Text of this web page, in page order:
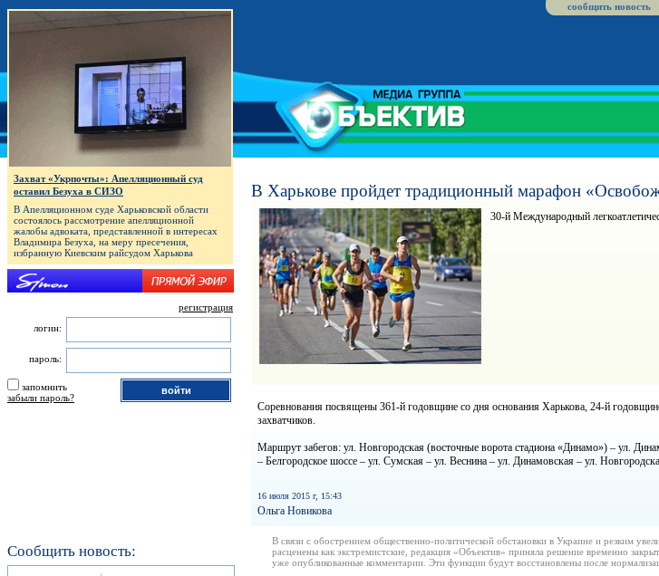
сообщить новость
В Харькове пройдет традиционный марафон
30-й Международный
Соревнования посвящены 361-й годовщине со дня основания Харькова, 24-й
захватчиков.
Маршрут забегов: ул. Новгородская (восточные ворота стадиона «Динамо») – ул.
– Белгородское шоссе – ул. Сумская – ул. Веснина – ул. Динамовская – ул.
16 июля 2015 г, 15:43
Ольга Новикова
В связи с обострением общественно-политической обстановки в Украине и резким
расценены как экстремистские, редакция «Объектив» приняла решение временно
уже опубликованные комментарии. Эти функции будут восстановлены после
Захват «Укрпочты»: Апелляционный суд
оставил Безуха в СИЗО
В Апелляционном суде Харьковской области
состоялось рассмотрение апелляционной
жалобы адвоката, представленной в интересах
Владимира Безуха, на меру пресечения,
избранную Киевским райсудом Харькова
регистрация
логин:
пароль:
запомнить
забыли пароль?
Сообщить новость: